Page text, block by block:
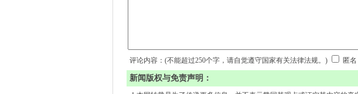
评论内容：(不能超过250个字，请自觉遵守国家有关法律法规。) 匿名
新闻版权与免责声明：